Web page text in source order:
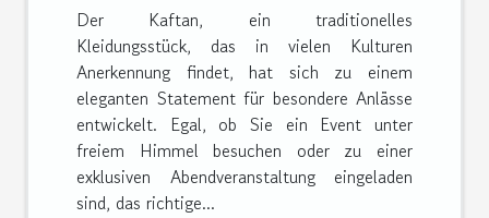
Der Kaftan, ein traditionelles
Kleidungsstück, das in vielen Kulturen
Anerkennung findet, hat sich zu einem
eleganten Statement für besondere Anlässe
entwickelt. Egal, ob Sie ein Event unter
freiem Himmel besuchen oder zu einer
exklusiven Abendveranstaltung eingeladen
sind, das richtige...